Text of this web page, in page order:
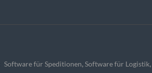
Software für Speditionen,Software für Logistik,